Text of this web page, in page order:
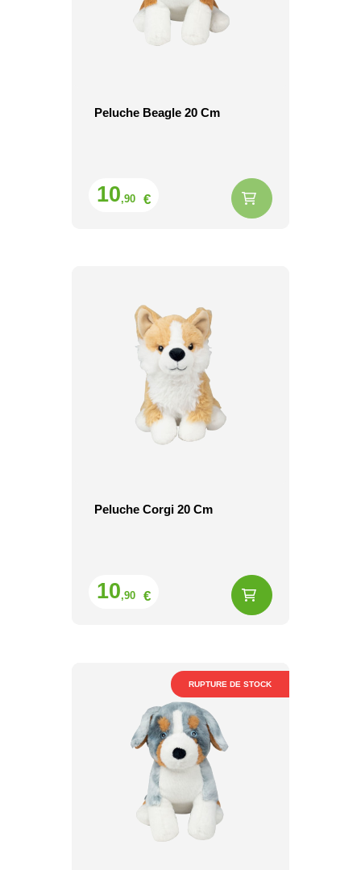
Peluche Beagle 20 Cm
10,90 €
Peluche Corgi 20 Cm
10,90 €
RUPTURE DE STOCK